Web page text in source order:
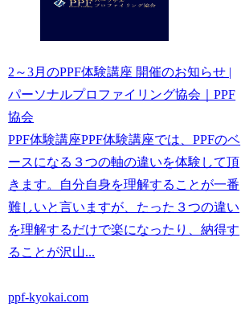
2～3月のPPF体験講座 開催のお知らせ |
パーソナルプロファイリング協会｜PPF
協会
PPF体験講座PPF体験講座では、PPFのベ
ースになる３つの軸の違いを体験して頂
きます。自分自身を理解することが一番
難しいと言いますが、たった３つの違い
を理解するだけで楽になったり、納得す
ることが沢山...
ppf-kyokai.com